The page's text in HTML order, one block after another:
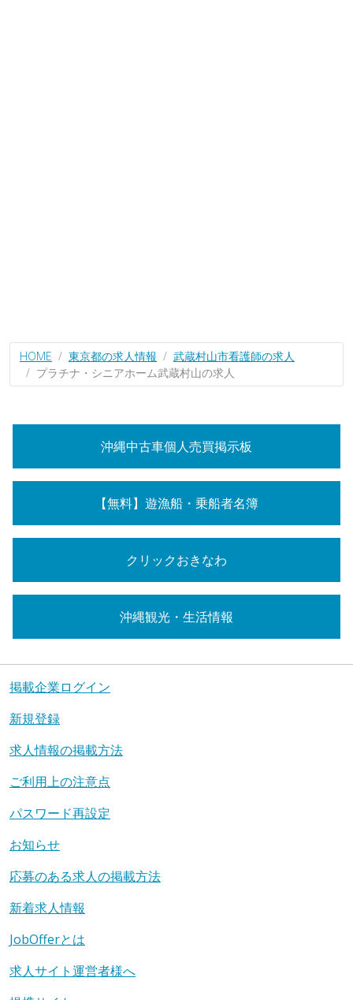
HOME 東京都の求人情報
武蔵村山市看護師の求人
プラチナ・シニアホーム武蔵村山の求人
沖縄中古車個人売買掲示板
【無料】遊漁船・乗船者名簿
クリックおきなわ
沖縄観光・生活情報
掲載企業ログイン
新規登録
求人情報の掲載方法
ご利用上の注意点
パスワード再設定
お知らせ
応募のある求人の掲載方法
新着求人情報
JobOfferとは
求人サイト運営者様へ